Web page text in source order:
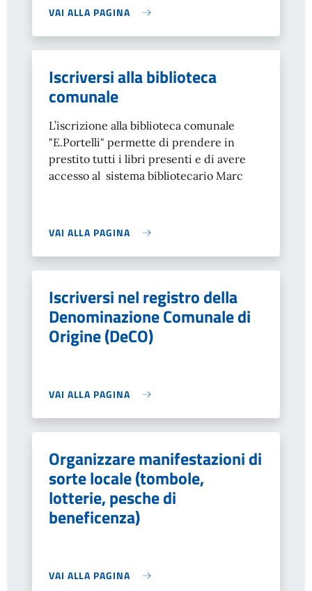
VAI ALLA PAGINA
Iscriversi alla biblioteca
comunale
L’iscrizione alla biblioteca comunale
"E.Portelli" permette di prendere in
prestito tutti i libri presenti e di avere
accesso al sistema bibliotecario Marc
VAI ALLA PAGINA
Iscriversi nel registro della
Denominazione Comunale di
Origine (DeCO)
VAI ALLA PAGINA
Organizzare manifestazioni di
sorte locale (tombole,
lotterie, pesche di
beneficenza)
VAI ALLA PAGINA